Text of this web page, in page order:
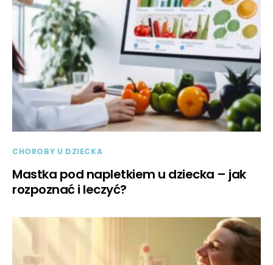
CHOROBY U DZIECKA
Mastka pod napletkiem u dziecka – jak
rozpoznać i leczyć?